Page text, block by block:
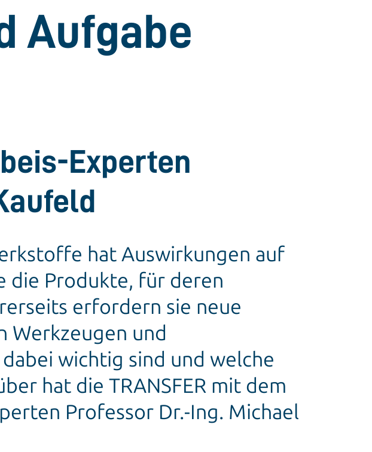
Aufgabe
Experten
hat Auswirkungen auf
die Produkte, für deren
erfordern sie neue
Werkzeugen und
wichtig sind und welche
hat die TRANSFER mit dem
Professor Dr.-Ing. Michael